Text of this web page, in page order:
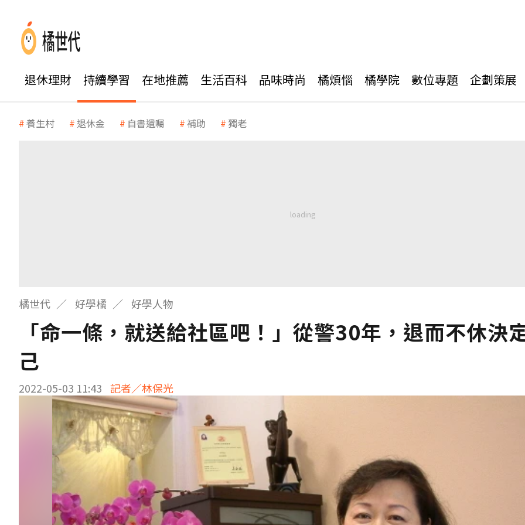
退休理財 持續學習 在地推薦 生活百科 品味時尚 橘煩惱 橘學院 數位專題 企劃策展
養生村 退休金 自書遺囑 補助 獨老
橘世代 好學橘 好學人物
「命一條，就送給社區吧！」從警30年，退而不休決
己
2022-05-03 11:43 記者／林保光